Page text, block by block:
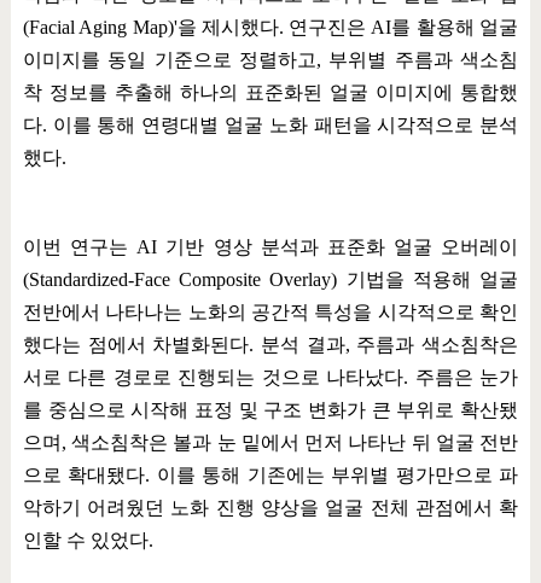
(Facial Aging Map)'을 제시했다. 연구진은 AI를 활용해 얼굴
이미지를 동일 기준으로 정렬하고, 부위별 주름과 색소침
착 정보를 추출해 하나의 표준화된 얼굴 이미지에 통합했
다. 이를 통해 연령대별 얼굴 노화 패턴을 시각적으로 분석
했다.
이번 연구는 AI 기반 영상 분석과 표준화 얼굴 오버레이
(Standardized-Face Composite Overlay) 기법을 적용해 얼굴
전반에서 나타나는 노화의 공간적 특성을 시각적으로 확인
했다는 점에서 차별화된다. 분석 결과, 주름과 색소침착은
서로 다른 경로로 진행되는 것으로 나타났다. 주름은 눈가
를 중심으로 시작해 표정 및 구조 변화가 큰 부위로 확산됐
으며 ,색소침착은 볼과 눈 밑에서 먼저 나타난 뒤 얼굴 전반
으로 확대됐다. 이를 통해 기존에는 부위별 평가만으로 파
악하기 어려웠던 노화 진행 양상을 얼굴 전체 관점에서 확
인할 수 있었다.